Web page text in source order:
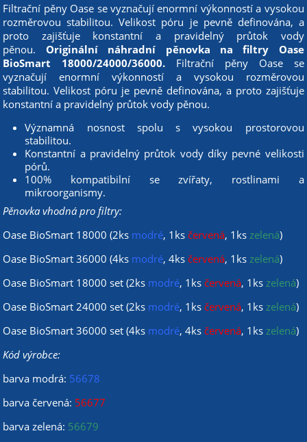
Filtrační pěny Oase se vyznačují enormní výkonností a vysokou
rozměrovou stabilitou. Velikost póru je pevně definována, a
proto zajišťuje konstantní a pravidelný průtok vody
pěnou. Originální náhradní pěnovka na filtry Oase
BioSmart 18000/24000/36000. Filtrační pěny Oase se
vyznačují enormní výkonností a vysokou rozměrovou
stabilitou. Velikost póru je pevně definována, a proto zajišťuje
konstantní a pravidelný průtok vody pěnou.
Významná nosnost spolu s vysokou prostorovou
stabilitou.
Konstantní a pravidelný průtok vody díky pevné velikosti
pórů.
100% kompatibilní se zvířaty, rostlinami a
mikroorganismy.
Pěnovka vhodná pro filtry:
Oase BioSmart 18000 (2ks modré, 1ks červená, 1ks zelená)
Oase BioSmart 36000 (4ks modré, 4ks červená, 1ks zelená)
Oase BioSmart 18000 set (2ks modré, 1ks červená, 1ks zelená)
Oase BioSmart 24000 set (2ks modré, 1ks červená, 1ks zelená)
Oase BioSmart 36000 set (4ks modré, 4ks červená, 1ks zelená)
Kód výrobce:
barva modrá: 56678
barva červená: 56677
barva zelená: 56679